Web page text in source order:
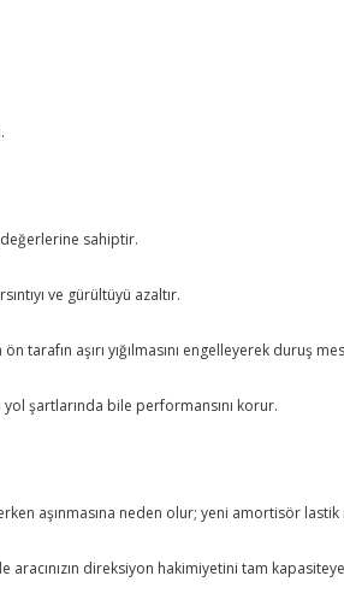
değerlerine sahiptir.
ve gürültüyü azaltır.
tarafın aşırı yığılmasını engelleyerek duruş
şartlarında bile performansını korur.
aşınmasına neden olur; yeni amortisör
aracınızın direksiyon hakimiyetini tam kapasiteye